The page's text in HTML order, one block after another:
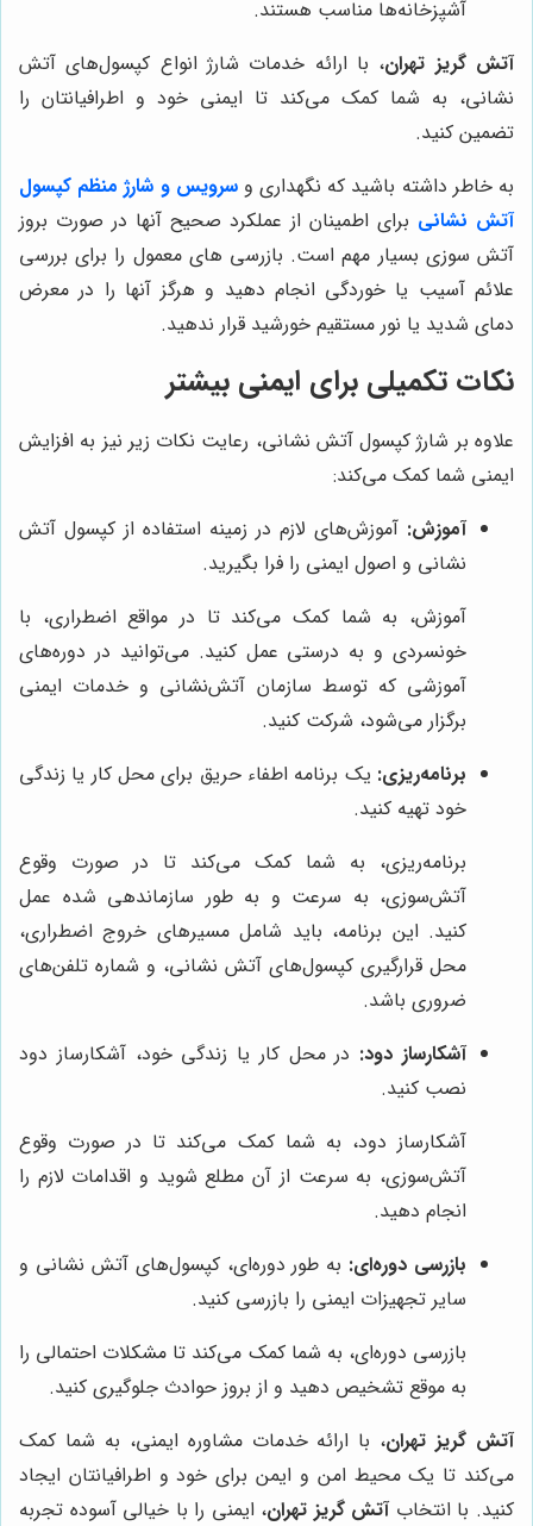
آشپزخانه‌ها مناسب هستند.
آتش گریز تهران، با ارائه خدمات شارژ انواع کپسول‌های آتش
نشانی، به شما کمک می‌کند تا ایمنی خود و اطرافیانتان را
تضمین کنید.
به خاطر داشته باشید که نگهداری وسرویس و شارژ منظم کپسول
آتش نشانی برای اطمینان از عملکرد صحیح آنها در صورت بروز
آتش سوزی بسیار مهم است. بازرسی های معمول را برای بررسی
علائم آسیب یا خوردگی انجام دهید و هرگز آنها را در معرض
دمای شدید یا نور مستقیم خورشید قرار ندهید.
نکات تکمیلی برای ایمنی بیشتر
علاوه بر شارژ کپسول آتش نشانی، رعایت نکات زیر نیز به افزایش
ایمنی شما کمک می‌کند:
آموزش: آموزش‌های لازم در زمینه استفاده از کپسول آتش
نشانی و اصول ایمنی را فرا بگیرید.
آموزش، به شما کمک می‌کند تا در مواقع اضطراری، با
خونسردی و به درستی عمل کنید. می‌توانید در دوره‌های
آموزشی که توسط سازمان آتش‌نشانی و خدمات ایمنی
برگزار می‌شود، شرکت کنید.
برنامه‌ریزی: یک برنامه اطفاء حریق برای محل کار یا زندگی
خود تهیه کنید.
برنامه‌ریزی، به شما کمک می‌کند تا در صورت وقوع
آتش‌سوزی، به سرعت و به طور سازماندهی شده عمل
کنید. این برنامه، باید شامل مسیرهای خروج اضطراری،
محل قرارگیری کپسول‌های آتش نشانی، و شماره تلفن‌های
ضروری باشد.
آشکارساز دود: در محل کار یا زندگی خود، آشکارساز دود
نصب کنید.
آشکارساز دود، به شما کمک می‌کند تا در صورت وقوع
آتش‌سوزی، به سرعت از آن مطلع شوید و اقدامات لازم را
انجام دهید.
بازرسی دوره‌ای: به طور دوره‌ای، کپسول‌های آتش نشانی و
سایر تجهیزات ایمنی را بازرسی کنید.
بازرسی دوره‌ای، به شما کمک می‌کند تا مشکلات احتمالی را
به موقع تشخیص دهید و از بروز حوادث جلوگیری کنید.
آتش گریز تهران، با ارائه خدمات مشاوره ایمنی، به شما کمک
می‌کند تا یک محیط امن و ایمن برای خود و اطرافیانتان ایجاد
کنید. با انتخابآتش گریز تهران، ایمنی را با خیالی آسوده تجربه